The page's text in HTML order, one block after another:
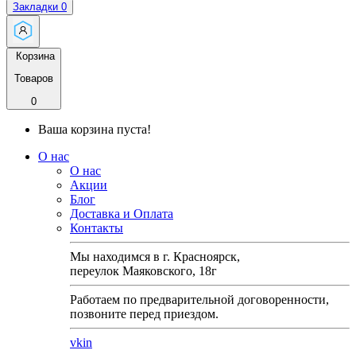
Закладки 0
Корзина
Товаров
0
Ваша корзина пуста!
О нас
О нас
Акции
Блог
Доставка и Оплата
Контакты
Мы находимся в г. Красноярск,
переулок Маяковского, 18г
Работаем по предварительной договоренности,
позвоните перед приездом.
vkin